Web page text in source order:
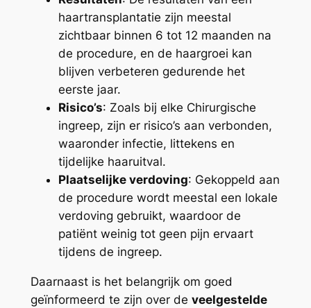
haartransplantatie zijn meestal
zichtbaar binnen 6 tot 12 maanden na
de procedure, en de haargroei kan
blijven verbeteren gedurende het
eerste jaar.
Risico’s: Zoals bij elke Chirurgische
ingreep, zijn er risico’s aan verbonden,
waaronder infectie, littekens en
tijdelijke haaruitval.
Plaatselijke verdoving: Gekoppeld aan
de procedure wordt meestal een lokale
verdoving gebruikt, waardoor de
patiënt weinig tot geen pijn ervaart
tijdens de ingreep.
Daarnaast is het belangrijk om goed
geïnformeerd te zijn over de veelgestelde